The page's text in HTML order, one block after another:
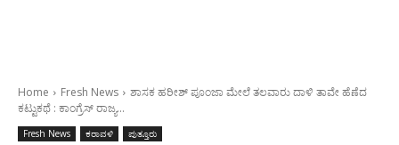
Home Fresh News
ಶಾಸಕ ಹರೀಶ್ ಪೂಂಜಾ ಮೇಲೆ ತಲವಾರು ದಾಳಿ ತಾವೇ ಹೆಣೆದ
ಕಟ್ಟುಕಥೆ : ಕಾಂಗ್ರೆಸ್ ರಾಜ್ಯ...
Fresh News ಕರಾವಳಿ ಪುತ್ತೂರು